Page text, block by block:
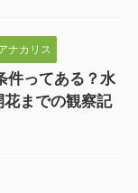
ナカリス
件ってある？水
までの観察記